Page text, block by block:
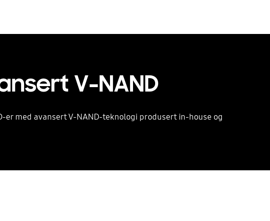
V-NAND
med avansert V-NAND-teknologi produsert in-house og